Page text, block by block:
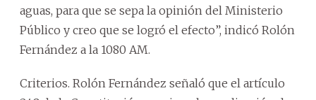
aguas, para que se sepa la opinión del Ministerio
Público y creo que se logró el efecto”, indicó Rolón
Fernández a la 1080 AM.
Criterios. Rolón Fernández señaló que el artículo